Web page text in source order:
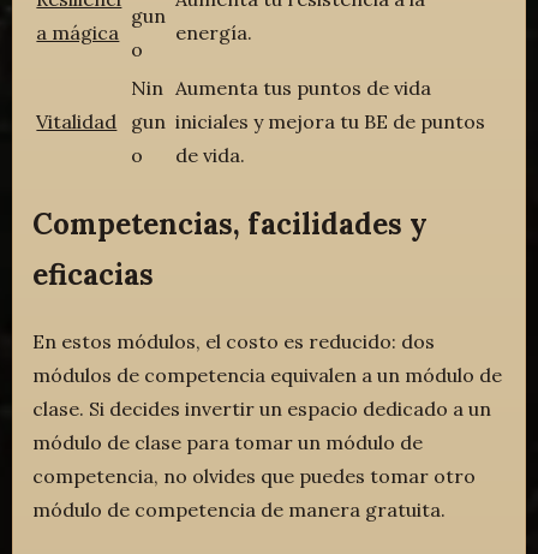
a mágica
gun
o
energía.
Vitalidad
Nin
gun
o
Aumenta tus puntos de vida
iniciales y mejora tu BE de puntos
de vida.
Competencias, facilidades y
eficacias
En estos módulos, el costo es reducido: dos
módulos de competencia equivalen a un módulo de
clase. Si decides invertir un espacio dedicado a un
módulo de clase para tomar un módulo de
competencia, no olvides que puedes tomar otro
módulo de competencia de manera gratuita.